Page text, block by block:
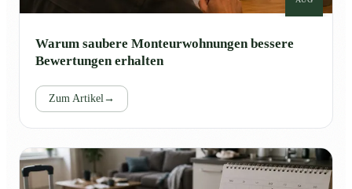
Warum saubere Monteurwohnungen bessere
Bewertungen erhalten
Zum Artikel→